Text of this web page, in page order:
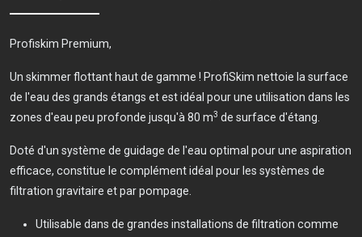
Profiskim Premium,
Un skimmer flottant haut de gamme ! ProfiSkim nettoie la surface
de l'eau des grands étangs et est idéal pour une utilisation dans les
zones d'eau peu profonde jusqu'à 80 m3 de surface d'étang.
Doté d'un système de guidage de l'eau optimal pour une aspiration
efficace, constitue le complément idéal pour les systèmes de
filtration gravitaire et par pompage.
Utilisable dans de grandes installations de filtration comme